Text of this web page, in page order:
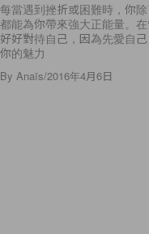
每當遇到挫折或困難時，你
都能為你帶來強大正能量。
好好對待自己，因為先愛自
你的魅力
By Anaïs/2016年4月6日